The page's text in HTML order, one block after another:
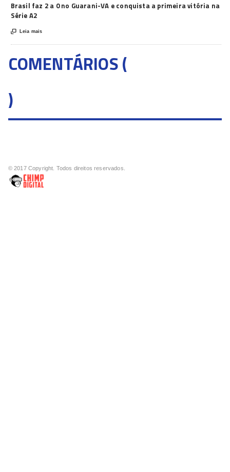
Brasil faz 2 a 0 no Guarani-VA e conquista a primeira vitória na
Série A2
 Leia mais
COMENTÁRIOS (
)
© 2017 Copyright. Todos direitos reservados.